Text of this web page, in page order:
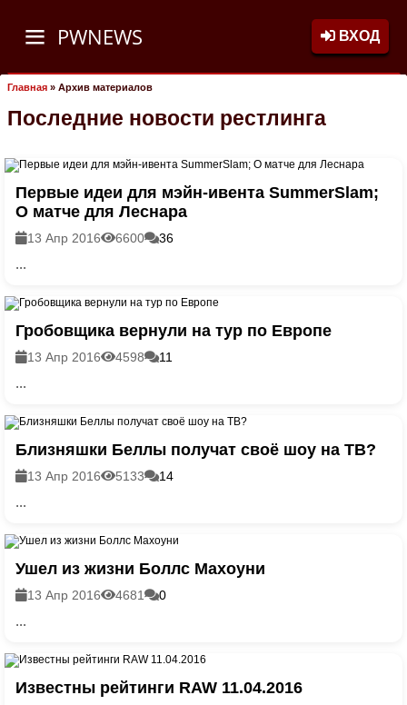
PWNEWS ВХОД
Главная » Архив материалов
Последние новости рестлинга
Первые идеи для мэйн-ивента SummerSlam;
О матче для Леснара
13 Апр 2016 6600 36
...
Гробовщика вернули на тур по Европе
13 Апр 2016 4598 11
...
Близняшки Беллы получат своё шоу на ТВ?
13 Апр 2016 5133 14
...
Ушел из жизни Боллс Махоуни
13 Апр 2016 4681 0
...
Известны рейтинги RAW 11.04.2016